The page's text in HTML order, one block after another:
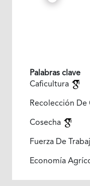
Palabras clave
Caficultura
Recolección De
Cosecha
Fuerza De
Economía